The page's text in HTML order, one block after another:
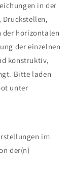
in der
Druckstellen,
der horizontalen
der einzelnen
konstruktiv,
Bitte laden
unter
im
der(n)